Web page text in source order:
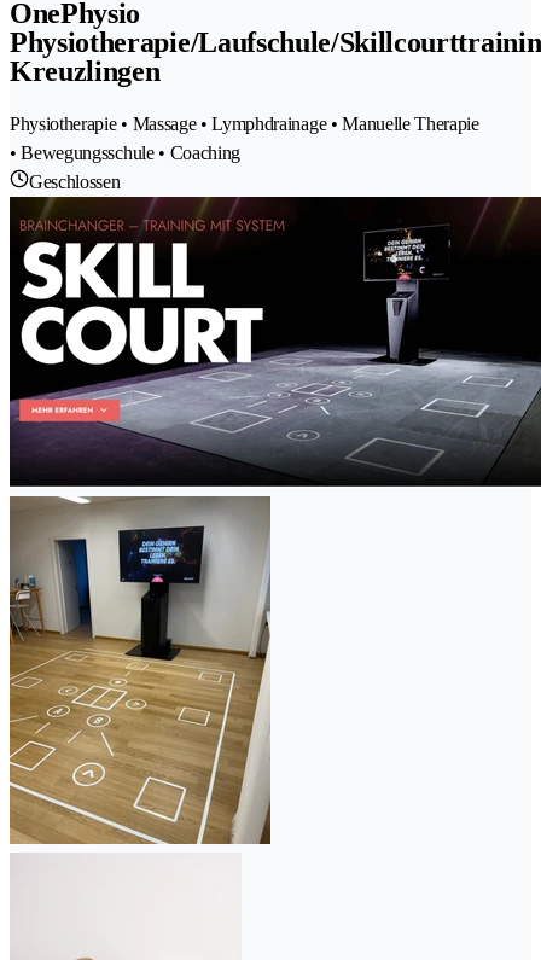
OnePhysio
Physiotherapie/Laufschule/
Kreuzlingen
Physiotherapie • Massage • Lymphdrainage • Manuelle Therapie
• Bewegungsschule • Coaching
Geschlossen